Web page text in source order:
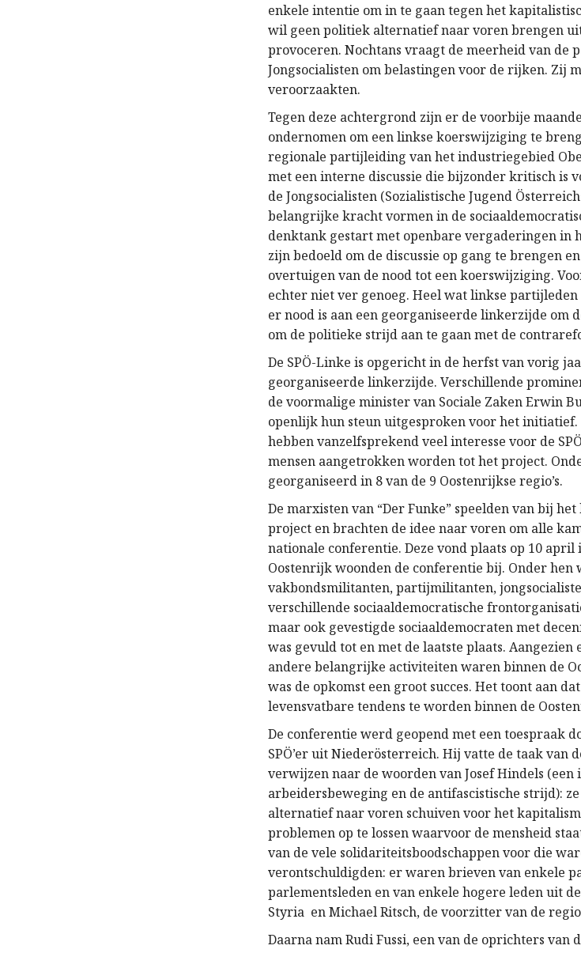
enkele intentie om in te gaan tegen het
wil geen politiek alternatief naar voren brengen
provoceren. Nochtans vraagt de meerheid van de
Jongsocialisten om belastingen voor de rijken. Zij
veroorzaakten.
Tegen deze achtergrond zijn er de voorbije
ondernomen om een linkse koerswijziging te
regionale partijleiding van het industriegebied
met een interne discussie die bijzonder kritisch is
de Jongsocialisten (Sozialistische Jugend
belangrijke kracht vormen in de
denktank gestart met openbare vergaderingen in
zijn bedoeld om de discussie op gang te brengen
overtuigen van de nood tot een koerswijziging.
echter niet ver genoeg. Heel wat linkse
er nood is aan een georganiseerde linkerzijde om
om de politieke strijd aan te gaan met de
De SPÖ-Linke is opgericht in de herfst van vorig
georganiseerde linkerzijde. Verschillende
de voormalige minister van Sociale Zaken Erwin
openlijk hun steun uitgesproken voor het
hebben vanzelfsprekend veel interesse voor de
mensen aangetrokken worden tot het project.
georganiseerd in 8 van de 9 Oostenrijkse regio’s.
De marxisten van “Der Funke” speelden van bij
project en brachten de idee naar voren om alle
nationale conferentie. Deze vond plaats op 10 april
Oostenrijk woonden de conferentie bij. Onder hen
vakbondsmilitanten, partijmilitanten,
verschillende sociaaldemocratische
maar ook gevestigde sociaaldemocraten met
was gevuld tot en met de laatste plaats. Aangezien
andere belangrijke activiteiten waren binnen de
was de opkomst een groot succes. Het toont aan
levensvatbare tendens te worden binnen de
De conferentie werd geopend met een toespraak
SPÖ’er uit Niederösterreich. Hij vatte de taak van
verwijzen naar de woorden van Josef Hindels (een
arbeidersbeweging en de antifascistische strijd):
alternatief naar voren schuiven voor het
problemen op te lossen waarvoor de mensheid
van de vele solidariteitsboodschappen voor die
verontschuldigden: er waren brieven van enkele
parlementsleden en van enkele hogere leden uit
Styria en Michael Ritsch, de voorzitter van de
Daarna nam Rudi Fussi, een van de oprichters van